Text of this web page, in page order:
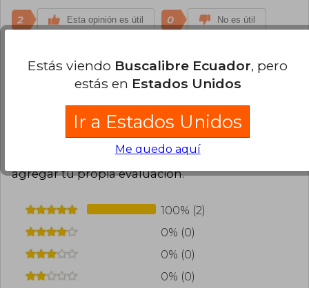
2 Esta opinión es útil 0 No es útil
Camilo Restrepo
Martes 04 de Junio,
2024
Excelente libro
Esta opinión es útil 0 No es útil
¿Leíste este libro? Inicia sesiónpara poder
agregar tu propia evaluación.
100% (2)
0% (0)
0% (0)
0% (0)
Estás viendo Buscalibre Ecuador, pero
estás en Estados Unidos
Ir a Estados Unidos
Me quedo aquí